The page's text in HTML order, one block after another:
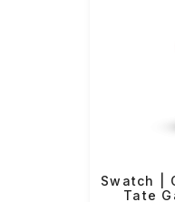
Swatch |
Tate